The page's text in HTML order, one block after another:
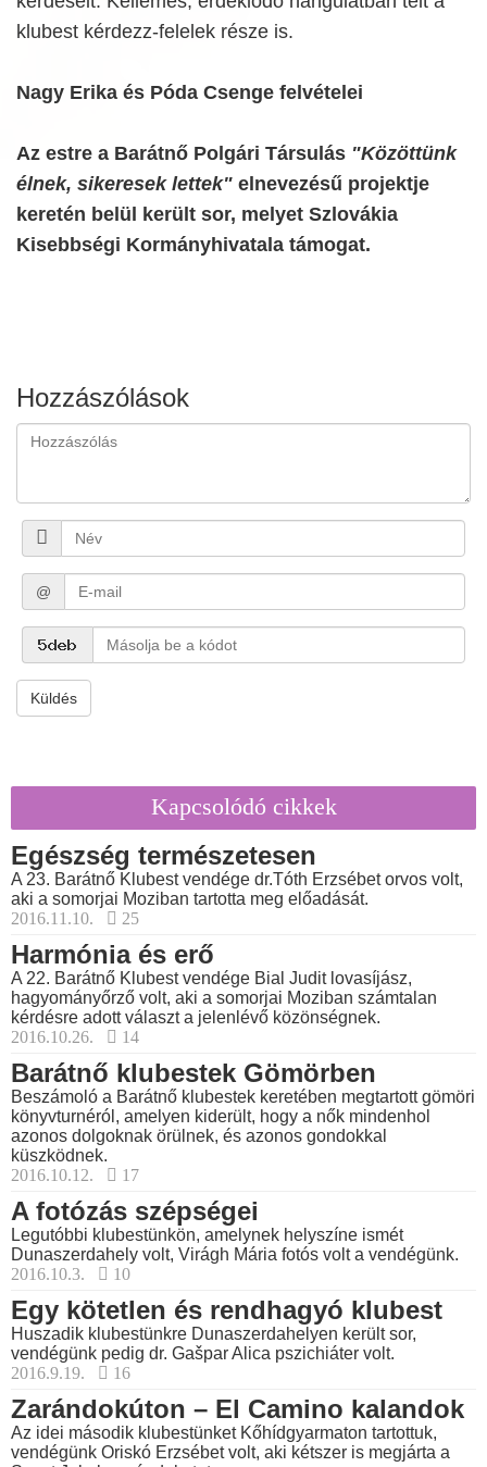
klubest kérdezz-felelek része is.
Nagy Erika és Póda Csenge felvételei
Az estre a Barátnő Polgári Társulás "Közöttünk
élnek, sikeresek lettek" elnevezésű projektje
keretén belül került sor, melyet Szlovákia
Kisebbségi Kormányhivatala támogat.
Hozzászólások
@
Küldés
Kapcsolódó cikkek
Egészség természetesen
A 23. Barátnő Klubest vendége dr.Tóth Erzsébet orvos volt,
aki a somorjai Moziban tartotta meg előadását.
2016.11.10.
25
Harmónia és erő
A 22. Barátnő Klubest vendége Bial Judit lovasíjász,
hagyományőrző volt, aki a somorjai Moziban számtalan
kérdésre adott választ a jelenlévő közönségnek.
2016.10.26.
14
Barátnő klubestek Gömörben
Beszámoló a Barátnő klubestek keretében megtartott gömöri
könyvturnéról, amelyen kiderült, hogy a nők mindenhol
azonos dolgoknak örülnek, és azonos gondokkal
küszködnek.
2016.10.12.
17
A fotózás szépségei
Legutóbbi klubestünkön, amelynek helyszíne ismét
Dunaszerdahely volt, Virágh Mária fotós volt a vendégünk.
2016.10.3.
10
Egy kötetlen és rendhagyó klubest
Huszadik klubestünkre Dunaszerdahelyen került sor,
vendégünk pedig dr. Gašpar Alica pszichiáter volt.
2016.9.19.
16
Zarándokúton – El Camino kalandok
Az idei második klubestünket Kőhídgyarmaton tartottuk,
vendégünk Oriskó Erzsébet volt, aki kétszer is megjárta a